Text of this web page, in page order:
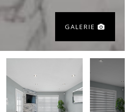
GALERIE